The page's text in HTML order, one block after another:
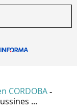
CORDOBA -
...